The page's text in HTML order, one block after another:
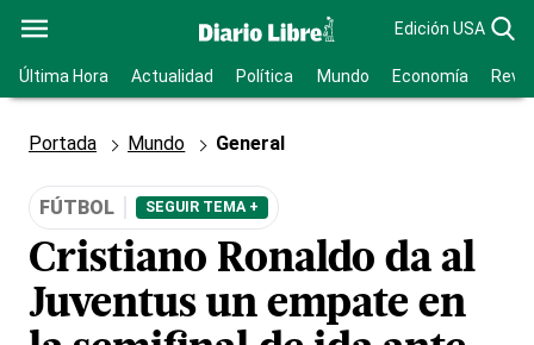
Edición USA
Última Hora Actualidad Política Mundo Economía
Portada Mundo General
FÚTBOL SEGUIR TEMA +
Cristiano Ronaldo da al
Juventus un empate en